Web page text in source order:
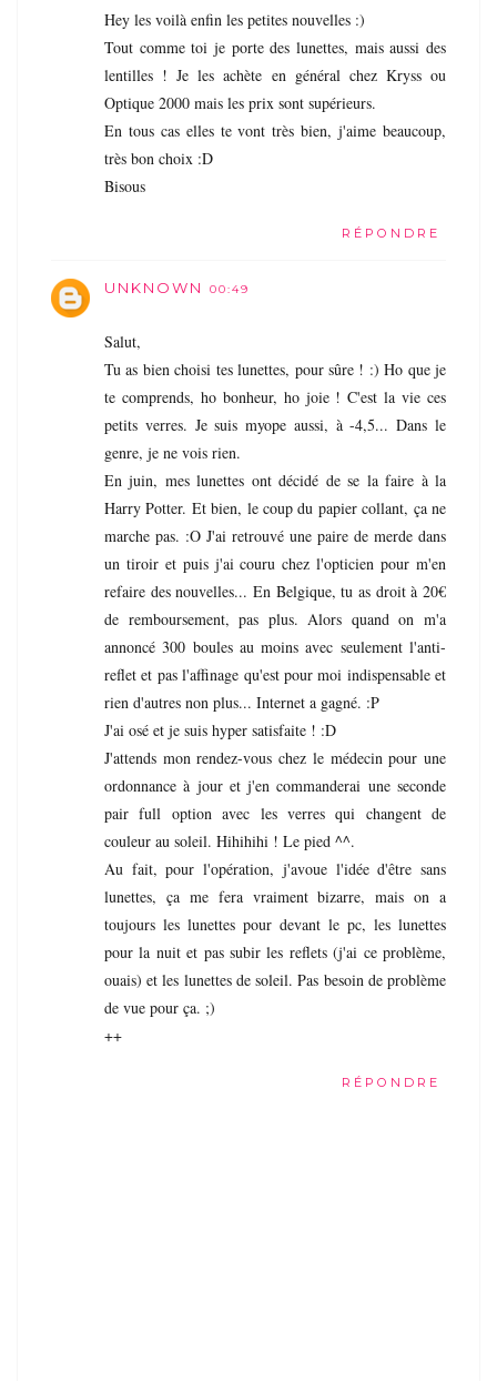
Hey les voilà enfin les petites nouvelles :)
Tout comme toi je porte des lunettes, mais aussi des
lentilles ! Je les achète en général chez Kryss ou
Optique 2000 mais les prix sont supérieurs.
En tous cas elles te vont très bien, j'aime beaucoup,
très bon choix :D
Bisous
RÉPONDRE
UNKNOWN 00:49
Salut,
Tu as bien choisi tes lunettes, pour sûre ! :) Ho que je
te comprends, ho bonheur, ho joie ! C'est la vie ces
petits verres. Je suis myope aussi, à -4,5... Dans le
genre, je ne vois rien.
En juin, mes lunettes ont décidé de se la faire à la
Harry Potter. Et bien, le coup du papier collant, ça ne
marche pas. :O J'ai retrouvé une paire de merde dans
un tiroir et puis j'ai couru chez l'opticien pour m'en
refaire des nouvelles... En Belgique, tu as droit à 20€
de remboursement, pas plus. Alors quand on m'a
annoncé 300 boules au moins avec seulement l'anti-
reflet et pas l'affinage qu'est pour moi indispensable et
rien d'autres non plus... Internet a gagné. :P
J'ai osé et je suis hyper satisfaite ! :D
J'attends mon rendez-vous chez le médecin pour une
ordonnance à jour et j'en commanderai une seconde
pair full option avec les verres qui changent de
couleur au soleil. Hihihihi ! Le pied ^^.
Au fait, pour l'opération, j'avoue l'idée d'être sans
lunettes, ça me fera vraiment bizarre, mais on a
toujours les lunettes pour devant le pc, les lunettes
pour la nuit et pas subir les reflets (j'ai ce problème,
ouais) et les lunettes de soleil. Pas besoin de problème
de vue pour ça. ;)
++
RÉPONDRE